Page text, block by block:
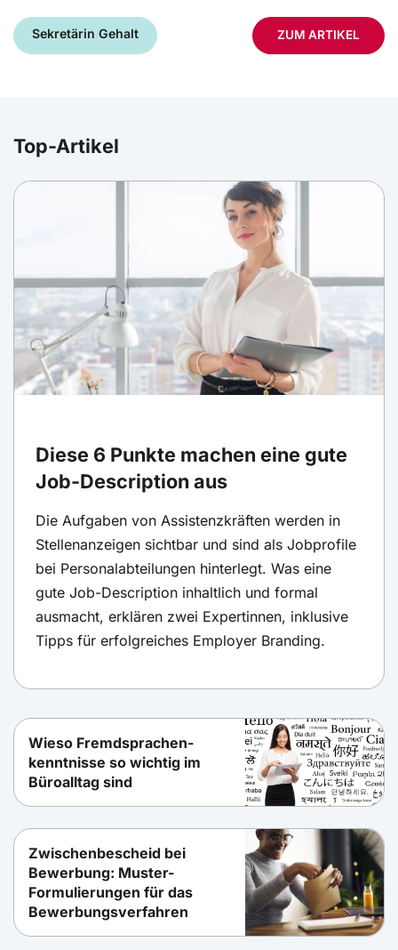
Sekretärin Gehalt ZUM ARTIKEL
Top-Artikel
Diese 6 Punkte machen eine gute
Job-Description aus
Die Aufgaben von Assistenzkräften werden in
Stellenanzeigen sichtbar und sind als Jobprofile
bei Personalabteilungen hinterlegt. Was eine
gute Job-Description inhaltlich und formal
ausmacht, erklären zwei Expertinnen, inklusive
Tipps für erfolgreiches Employer Branding.
Wieso Fremdsprachen-
kenntnisse so wichtig im
Büroalltag sind
Zwischenbescheid bei
Bewerbung: Muster-
Formulierungen für das
Bewerbungsverfahren